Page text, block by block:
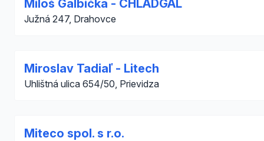
Miloš Galbička - CHLADGAL
Južná 247, Drahovce
Miroslav Tadiaľ - Litech
Uhlištná ulica 654/50, Prievidza
Miteco spol. s r.o.